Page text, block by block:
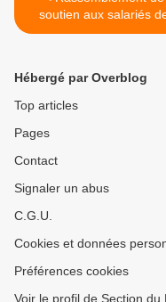
soutien aux salariés
l'hôpital de Morlaix
par les syndicats CGT,
Hébergé par Overblog
Top articles
Pages
Contact
Signaler un abus
C.G.U.
Cookies et données
Préférences cookies
Voir le profil de Section